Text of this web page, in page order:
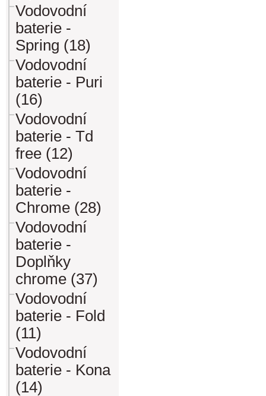
Vodovodní
baterie -
Spring (18)
Vodovodní
baterie - Puri
(16)
Vodovodní
baterie - Td
free (12)
Vodovodní
baterie -
Chrome (28)
Vodovodní
baterie -
Doplňky
chrome (37)
Vodovodní
baterie - Fold
(11)
Vodovodní
baterie - Kona
(14)